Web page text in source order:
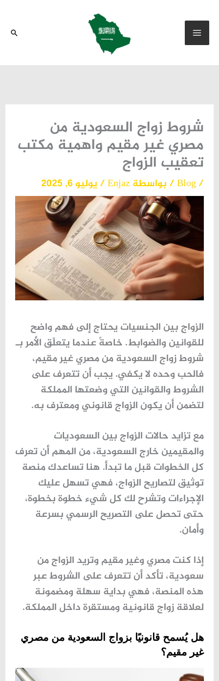
إلى
المحتوى
البحث
شروط زواج السعودية من
مصري غير مقيم واهمية مكتب
تعقيب الزواج
/
Blog/ بواسطةEnjaz
/ يوليو 6, 2025
الزواج بين الجنسيات يحتاج إلى فهم واضح
للقوانين والضوابط. خاصةً عندما يتعلّق الأمر بـ
شروط زواج السعودية من مصري غير مقيم،
فالحب وحده لا يكفي. يجب أن تتعرف على
الشروط والقوانين التي وضعتها المملكة
لتضمن أن يكون الزواج قانوني ومعترف به.
مع تزايد حالات الزواج بين السعوديات
والمقيمين خارج السعودية، من المهم أن تعرف
كل الخطوات قبل ما تبدأ. هنا تساعدكمنصة
توثيق لتصاريح الزواج، فهي تسهل عليك
الإجراءات وتشرح لك كل شيء خطوة بخطوة،
حتى تحصل على التصريح الرسمي بسرعة
وأمان.
إذا كنت مصري وغير مقيم وتريد الزواج من
سعودية، تأكد أن تتعرف على الشروط عبر
هذه المنصة، فهي بداية سهلة ومضمونة
لعلاقة زواج قانونية ومستقرة داخل المملكة.
هل يُسمح قانونيًا بزواج السعودية من مصري
غير مقيم؟